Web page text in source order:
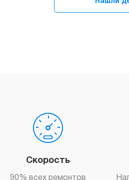
Нашли
Скорость
90% всех ремонтов